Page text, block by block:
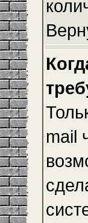
mail